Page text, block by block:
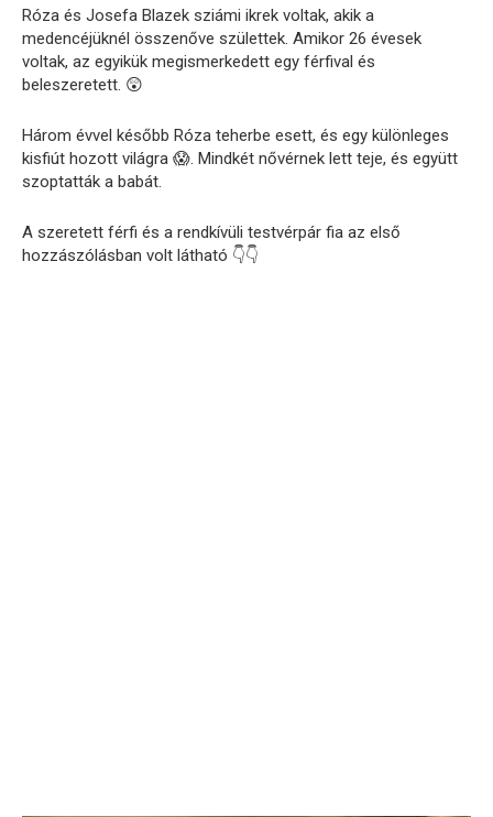
Róza és Josefa Blazek sziámi ikrek voltak, akik a
medencéjüknél összenőve születtek. Amikor 26 évesek
voltak, az egyikük megismerkedett egy férfival és
beleszeretett. 😲
Három évvel később Róza teherbe esett, és egy különleges
kisfiút hozott világra 😱. Mindkét nővérnek lett teje, és együtt
szoptatták a babát.
A szeretett férfi és a rendkívüli testvérpár fia az első
hozzászólásban volt látható 👇👇